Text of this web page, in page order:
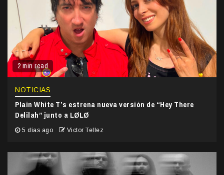
2 min read
NOTICIAS
Plain White T’s estrena nueva versión de “Hey There
Delilah” junto a LØLØ
5 días ago Victor Tellez